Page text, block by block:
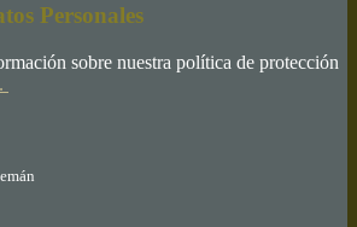
Personales
sobre nuestra política de protección